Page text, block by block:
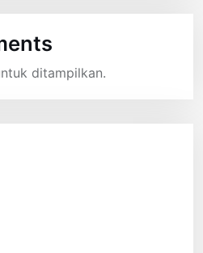
ditampilkan.